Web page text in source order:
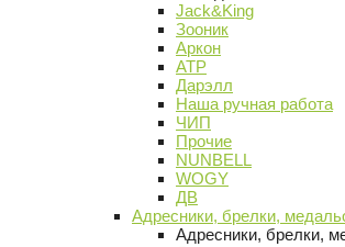
Jack&King
Зооник
Аркон
АТР
Дарэлл
Наша ручная работа
ЧИП
Прочие
NUNBELL
WOGY
ДВ
Адресники, брелки,
Адресники, брелки,